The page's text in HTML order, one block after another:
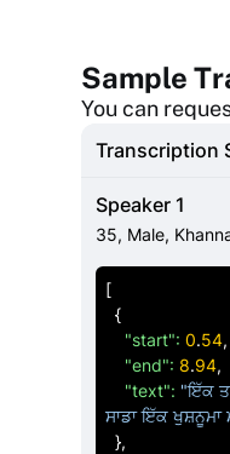
Sample
You can
Transcription
Speaker 1
35, Male,
[
{
"start": 0.54,
"end": 8.94,
"text": "ਇੱਕ
ਸਾਡਾ ਇੱਕ ਖੁਸ਼ਨੂਮਾ
},